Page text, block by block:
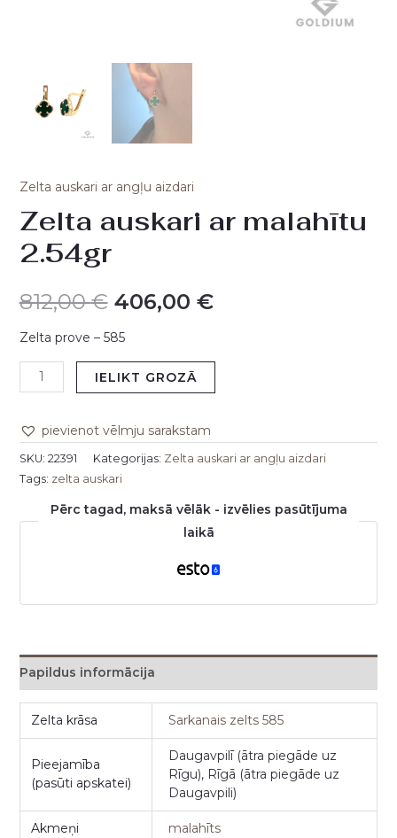
Zelta auskari ar angļu aizdari
Zelta auskari ar malahītu
2.54gr
812,00€ 406,00 €
Zelta prove – 585
IELIKT GROZĀ
pievienot vēlmju sarakstam
SKU: 22391 Kategorijas: Zelta auskari ar angļu aizdari
Tags: zelta auskari
Pērc tagad, maksā vēlāk - izvēlies pasūtījuma
laikā
Papildus informācija
Zelta krāsa Sarkanais zelts 585
Pieejamība
(pasūti apskatei)
Daugavpilī (ātra piegāde uz
Rīgu), Rīgā (ātra piegāde uz
Daugavpili)
Akmeņi malahīts